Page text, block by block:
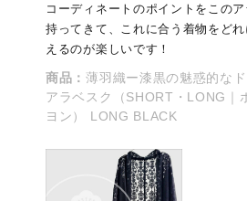
コーディネートのポイントをこの
持ってきて、これに合う着物をど
えるのが楽しいです！
商品：薄羽織ー漆黒の魅惑的な
アラベスク（SHORT・LONG｜
ヨン） LONG BLACK